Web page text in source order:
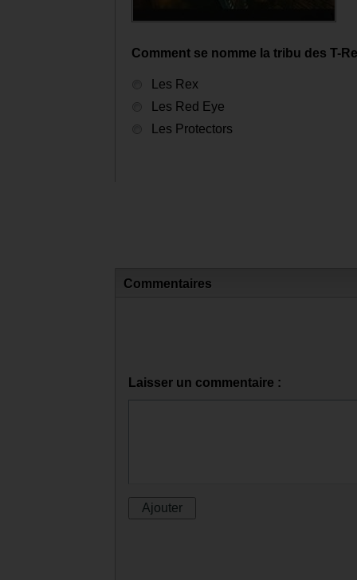
Comment se nomme la tribu des T-
Les Rex
Les Red Eye
Les Protectors
Commentaires
Laisser un commentaire :